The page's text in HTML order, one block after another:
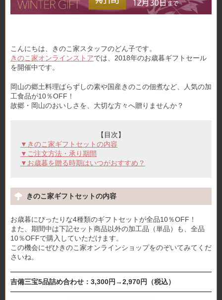
こんにちは、きのこ家スタッフのどん子です。
きのこ家オンラインストアでは、2018年のお歳暮ギフトセール
を開催中です。
岡山の郷土料理ばらずしの素や国産きのこの佃煮など、人気の加
工食品が10％OFF！
故郷・岡山のおいしさを、大切な方々へ贈りませんか？
【目次】
▼きのこ家ギフトセットの内容
▼ご注文方法・承り期間
▼お歳暮を贈る時期はいつがおすすめ？
きのこ家ギフトセットの内容
お歳暮にぴったりな4種類のギフトセットが全品10％OFF！
また、期間中は下記セット商品以外の加工品（単品）も、全品
10％OFFで購入していただけます。
この機会にぜひきのこ家オンラインショップをのぞいてみてくだ
さいね。
吉備三宝5品詰め合わせ：3,300円→2,970円（税込）